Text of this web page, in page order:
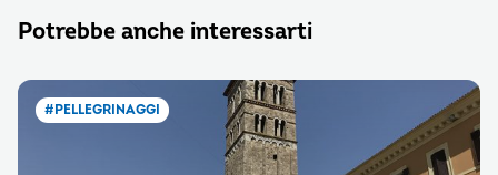
Potrebbe anche interessarti
#PELLEGRINAGGI